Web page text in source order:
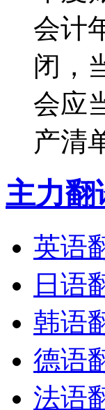
会计
闭，
会应
产清
主力翻
英语
日语
韩语
德语
法语